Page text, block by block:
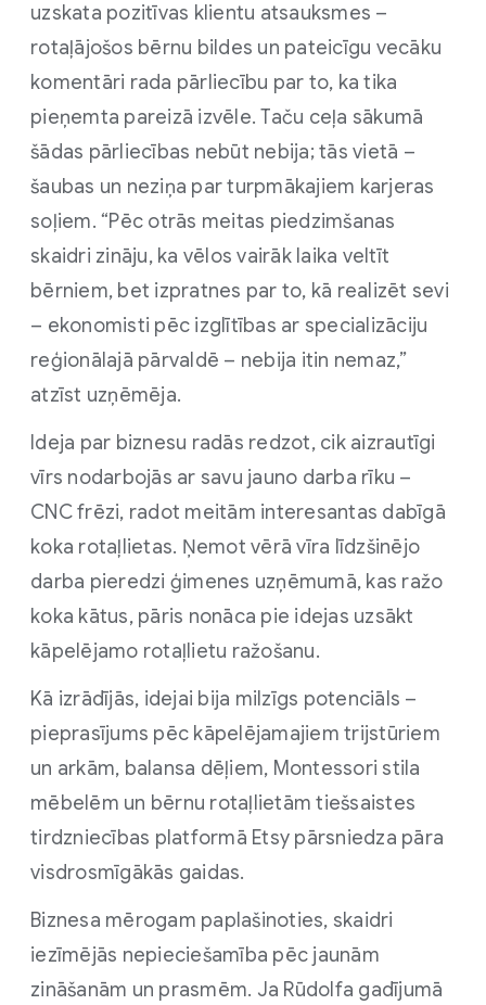
uzskata pozitīvas klientu atsauksmes –
rotaļājošos bērnu bildes un pateicīgu vecāku
komentāri rada pārliecību par to, ka tika
pieņemta pareizā izvēle. Taču ceļa sākumā
šādas pārliecības nebūt nebija; tās vietā –
šaubas un neziņa par turpmākajiem karjeras
soļiem. “Pēc otrās meitas piedzimšanas
skaidri zināju, ka vēlos vairāk laika veltīt
bērniem, bet izpratnes par to, kā realizēt sevi
– ekonomisti pēc izglītības ar specializāciju
reģionālajā pārvaldē – nebija itin nemaz,”
atzīst uzņēmēja.
Ideja par biznesu radās redzot, cik aizrautīgi
vīrs nodarbojās ar savu jauno darba rīku –
CNC frēzi, radot meitām interesantas dabīgā
koka rotaļlietas. Ņemot vērā vīra līdzšinējo
darba pieredzi ģimenes uzņēmumā, kas ražo
koka kātus, pāris nonāca pie idejas uzsākt
kāpelējamo rotaļlietu ražošanu.
Kā izrādījās, idejai bija milzīgs potenciāls –
pieprasījums pēc kāpelējamajiem trijstūriem
un arkām, balansa dēļiem, Montessori stila
mēbelēm un bērnu rotaļlietām tiešsaistes
tirdzniecības platformā Etsy pārsniedza pāra
visdrosmīgākās gaidas.
Biznesa mērogam paplašinoties, skaidri
iezīmējās nepieciešamība pēc jaunām
zināšanām un prasmēm. Ja Rūdolfa gadījumā